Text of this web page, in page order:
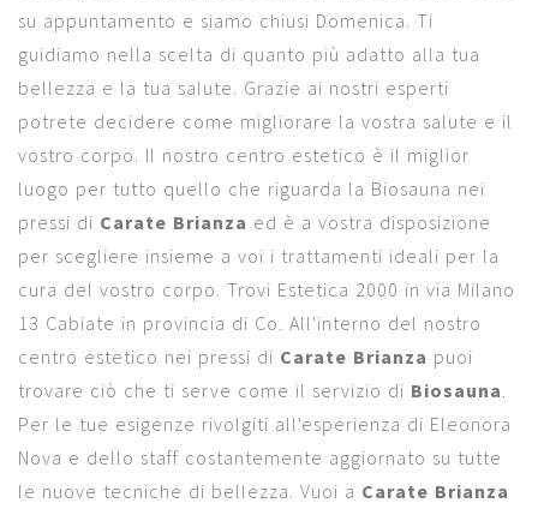
su appuntamento e siamo chiusi Domenica. Ti
guidiamo nella scelta di quanto più adatto alla tua
bellezza e la tua salute. Grazie ai nostri esperti
potrete decidere come migliorare la vostra salute e il
vostro corpo. Il nostro centro estetico è il miglior
luogo per tutto quello che riguarda la Biosauna nei
pressi di Carate Brianza ed è a vostra disposizione
per scegliere insieme a voi i trattamenti ideali per la
cura del vostro corpo. Trovi Estetica 2000 in via Milano
13 Cabiate in provincia di Co. All'interno del nostro
centro estetico nei pressi di Carate Brianza puoi
trovare ciò che ti serve come il servizio di Biosauna.
Per le tue esigenze rivolgiti all'esperienza di Eleonora
Nova e dello staff costantemente aggiornato su tutte
le nuove tecniche di bellezza. Vuoi a Carate Brianza